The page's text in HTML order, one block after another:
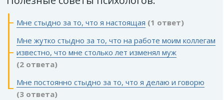
Мне стыдно за то, что я настоящая (1 ответ)
Мне жутко стыдно за то, что на работе моим коллегам
известно, что мне столько лет изменял муж
(2 ответа)
Мне постоянно стыдно за то, что я делаю и говорю
(3 ответа)